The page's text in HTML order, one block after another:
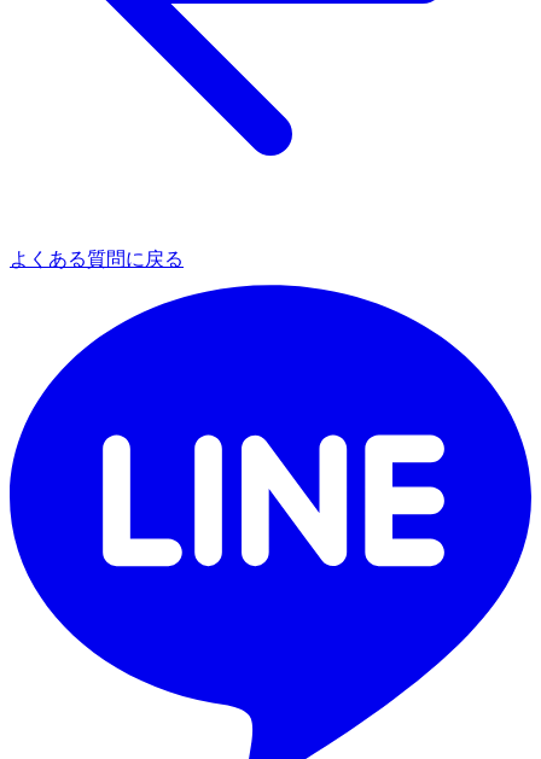
よくある質問に戻る